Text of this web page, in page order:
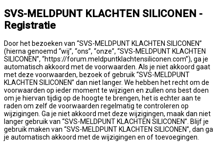
SVS-MELDPUNT KLACHTEN SILICONEN -
Registratie
Door het bezoeken van “SVS-MELDPUNT KLACHTEN SILICONEN”
(hierna genoemd “wij”, “ons”, “onze”, “SVS-MELDPUNT KLACHTEN
SILICONEN”, “https://forum.meldpuntklachtensiliconen.com”), ga je
automatisch akkoord met de voorwaarden. Als je niet akkoord gaat
met deze voorwaarden, bezoek of gebruik “SVS-MELDPUNT
KLACHTEN SILICONEN” dan niet langer. We hebben het recht om de
voorwaarden op ieder moment te wijzigen en zullen ons best doen
om je hiervan tijdig op de hoogte te brengen, het is echter aan te
raden om zelf de voorwaarden regelmatig te controleren op
wijzigingen. Ga je niet akkoord met deze wijzigingen, maak dan niet
langer gebruik van “SVS-MELDPUNT KLACHTEN SILICONEN”. Blijf je
gebruik maken van “SVS-MELDPUNT KLACHTEN SILICONEN”, dan ga
je automatisch akkoord met de wijzigingen en of toevoegingen.